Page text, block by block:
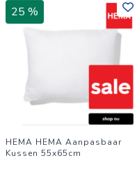
25 %
HEMA HEMA Aanpasbaar
Kussen 55x65cm